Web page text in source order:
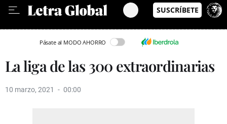
Pásate al MODO AHORRO
La liga de las 300 extraordinarias
10 marzo, 2021 00:00